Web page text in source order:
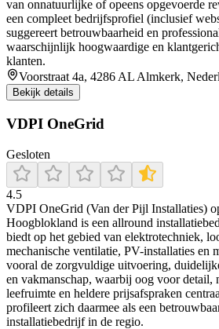
van onnatuurlijke of opeens opgevoerde
een compleet bedrijfsprofiel (inclusief
suggereert betrouwbaarheid en
waarschijnlijk hoogwaardige en
klanten.
Voorstraat 4a, 4286 AL Almkerk,
Bekijk details
VDPI OneGrid
Gesloten
4.5
VDPI OneGrid (Van der Pijl Installaties)
Hoogblokland is een allround
biedt op het gebied van elektrotechniek,
mechanische ventilatie, PV-installaties en
vooral de zorgvuldige uitvoering,
en vakmanschap, waarbij oog voor detail,
leefruimte en heldere prijsafspraken
profileert zich daarmee als een
installatiebedrijf in de regio.